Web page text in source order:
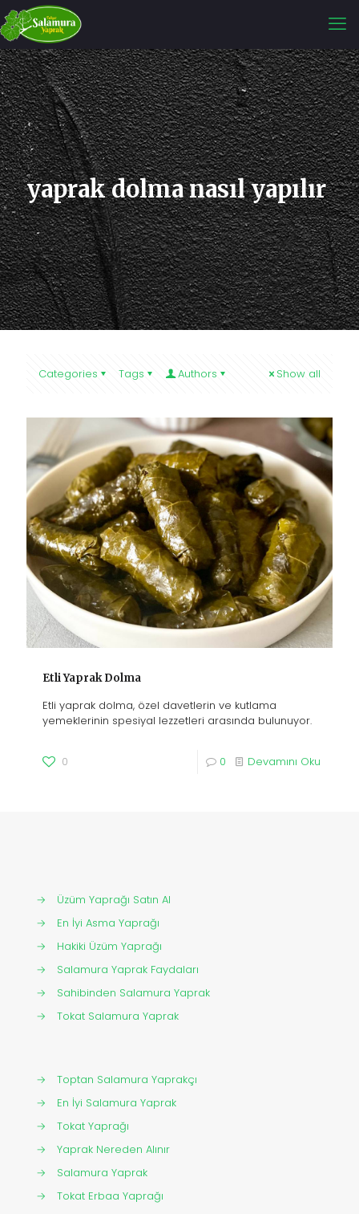
yaprak dolma nasıl yapılır
Categories Tags Authors Show all
Etli Yaprak Dolma
Etli yaprak dolma, özel davetlerin ve kutlama
yemeklerinin spesiyal lezzetleri arasında bulunuyor.
0 0 Devamını Oku
→
Üzüm Yaprağı Satın Al
→
En İyi Asma Yaprağı
→
Hakiki Üzüm Yaprağı
→
Salamura Yaprak Faydaları
→
Sahibinden Salamura Yaprak
→
Tokat Salamura Yaprak
→
Toptan Salamura Yaprakçı
→
En İyi Salamura Yaprak
→
Tokat Yaprağı
→
Yaprak Nereden Alınır
→
Salamura Yaprak
→
Tokat Erbaa Yaprağı